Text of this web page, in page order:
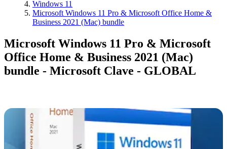
Windows 11
Microsoft Windows 11 Pro & Microsoft Office Home &
Business 2021 (Mac) bundle
Microsoft Windows 11 Pro & Microsoft
Office Home & Business 2021 (Mac)
bundle - Microsoft Clave - GLOBAL